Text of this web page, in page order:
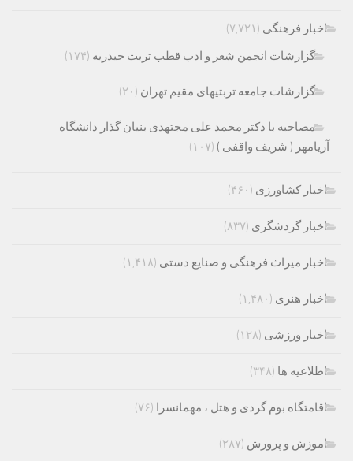
اخبار فرهنگی (۷,۷۲۱)
گزارشات انجمن شعر و ادب قطب تربت حیدریه (۱۷۴)
گزارشات جامعه تربتیهای مقیم تهران (۲۰)
مصاحبه با دکتر محمد علی مجتهدی بنیان گذار دانشگاه
آریامهر ( شریف واقفی ) (۱۰۷)
اخبار کشاورزی (۴۶۰)
اخبار گردشگری (۸۳۷)
اخبار میراث فرهنگی و صنایع دستی (۱,۴۱۸)
اخبار هنری (۱,۴۸۰)
اخبار ورزشی (۱۲۸)
اطلاعیه ها (۳۴۸)
اقامتگاه بوم گردی و هتل ، مهمانسرا (۷۶)
اموزش و پرورش (۲۸۷)